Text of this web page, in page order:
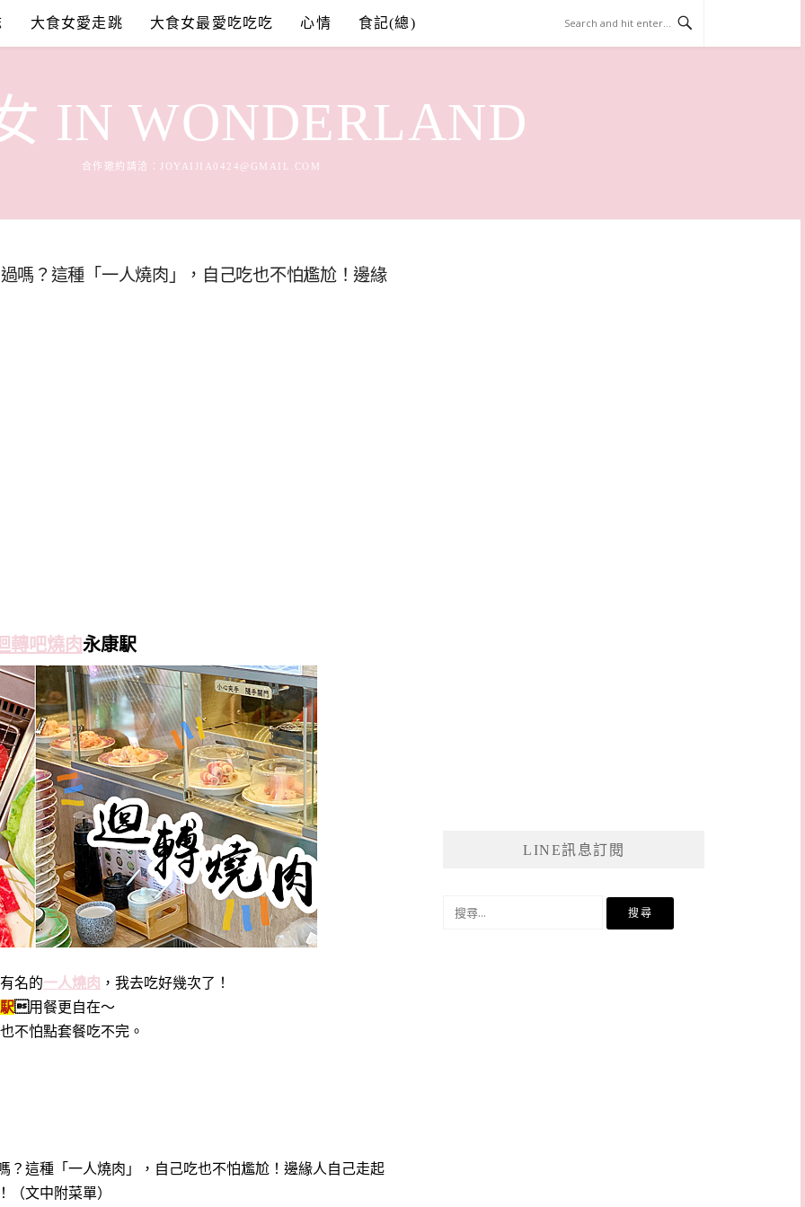
大食女愛走跳 大食女最愛吃吃吃 心情 食記(總)
IN WONDERLAND
合作邀約請洽： JOYAIJIA0424@GMAIL.COM
嗎？這種「一人燒肉」，自己吃也不怕尷尬！邊緣
轉吧燒肉永康駅
名的一人燒肉 ，我去吃好幾次了！
用餐更自在～
不怕點套餐吃不完。
LINE訊息訂閱